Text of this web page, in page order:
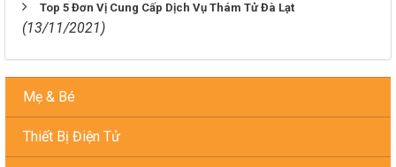
Top 5 Đơn Vị Cung Cấp Dịch Vụ Thám Tử Đà Lạt
(13/11/2021)
Mẹ & Bé
Thiết Bị Điện Tử